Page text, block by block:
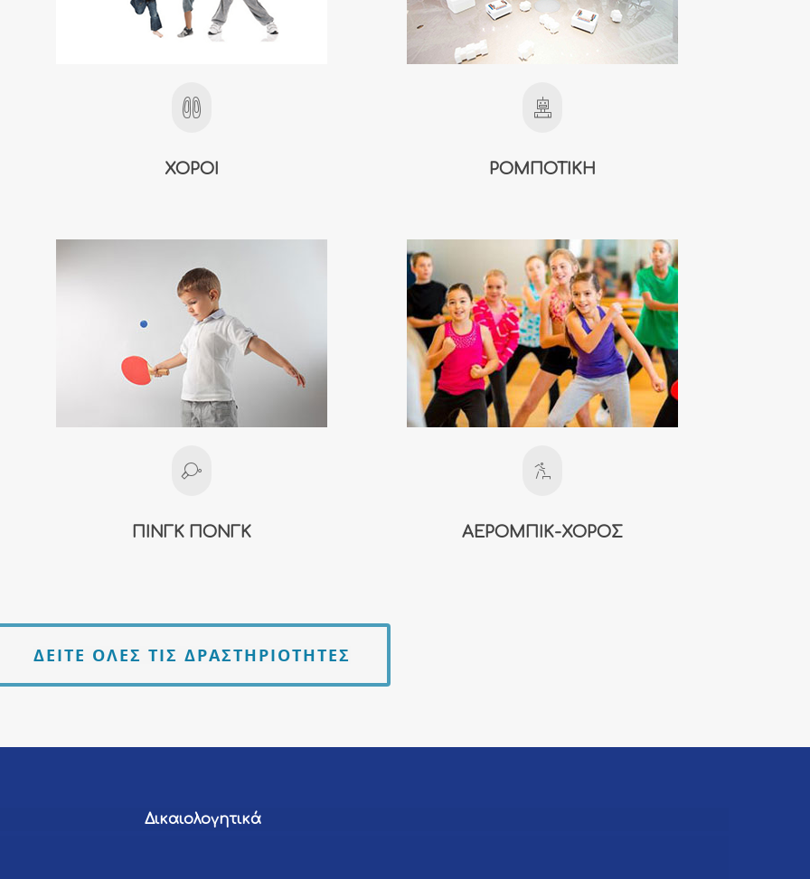
ΧΟΡΟΙ ΡΟΜΠΟΤΙΚΗ
ΠΙΝΓΚ ΠΟΝΓΚ ΑΕΡΟΜΠΙΚ-ΧΟΡΟΣ
ΔΕΙΤΕ ΟΛΕΣ ΤΙΣ ΔΡΑΣΤΗΡΙΟΤΗΤΕΣ
Δικαιολογητικά